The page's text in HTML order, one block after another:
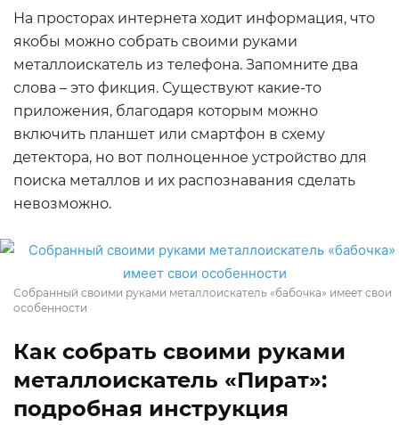
На просторах интернета ходит информация, что
якобы можно собрать своими руками
металлоискатель из телефона. Запомните два
слова – это фикция. Существуют какие-то
приложения, благодаря которым можно
включить планшет или смартфон в схему
детектора, но вот полноценное устройство для
поиска металлов и их распознавания сделать
невозможно.
Собранный своими руками металлоискатель «бабочка» имеет свои
особенности
Как собрать своими руками
металлоискатель «Пират»:
подробная инструкция